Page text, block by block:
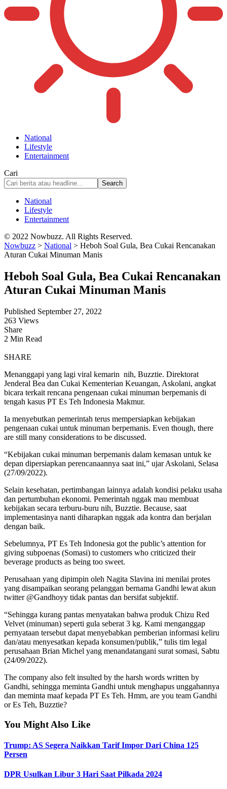
National
Lifestyle
Entertainment
Cari
National
Lifestyle
Entertainment
© 2022 Nowbuzz. All Rights Reserved.
Nowbuzz > National > Heboh Soal Gula, Bea Cukai Rencanakan
Aturan Cukai Minuman Manis
Heboh Soal Gula, Bea Cukai Rencanakan
Aturan Cukai Minuman Manis
Published September 27, 2022
263 Views
Share
2 Min Read
SHARE
Menanggapi yang lagi viral kemarin nih, Buzztie. Direktorat
Jenderal Bea dan Cukai Kementerian Keuangan, Askolani, angkat
bicara terkait rencana pengenaan cukai minuman berpemanis di
tengah kasus PT Es Teh Indonesia Makmur.
Ia menyebutkan pemerintah terus mempersiapkan kebijakan
pengenaan cukai untuk minuman berpemanis. Even though, there
are still many considerations to be discussed.
“Kebijakan cukai minuman berpemanis dalam kemasan untuk ke
depan dipersiapkan perencanaannya saat ini,” ujar Askolani, Selasa
(27/09/2022).
Selain kesehatan, pertimbangan lainnya adalah kondisi pelaku usaha
dan pertumbuhan ekonomi. Pemerintah nggak mau membuat
kebijakan secara terburu-buru nih, Buzztie. Because, saat
implementasinya nanti diharapkan nggak ada kontra dan berjalan
dengan baik.
Sebelumnya, PT Es Teh Indonesia got the public’s attention for
giving subpoenas (Somasi) to customers who criticized their
beverage products as being too sweet.
Perusahaan yang dipimpin oleh Nagita Slavina ini menilai protes
yang disampaikan seorang pelanggan bernama Gandhi lewat akun
twitter @Gandhoyy tidak pantas dan bersifat subjektif.
“Sehingga kurang pantas menyatakan bahwa produk Chizu Red
Velvet (minuman) seperti gula seberat 3 kg. Kami menganggap
pernyataan tersebut dapat menyebabkan pemberian informasi keliru
dan/atau menyesatkan kepada konsumen/publik,” tulis tim legal
perusahaan Brian Michel yang menandatangani surat somasi, Sabtu
(24/09/2022).
The company also felt insulted by the harsh words written by
Gandhi, sehingga meminta Gandhi untuk menghapus unggahannya
dan meminta maaf kepada PT Es Teh. Hmm, are you team Gandhi
or Es Teh, Buzztie?
You Might Also Like
Trump: AS Segera Naikkan Tarif Impor Dari China 125
Persen
DPR Usulkan Libur 3 Hari Saat Pilkada 2024